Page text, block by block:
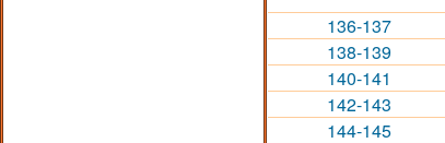
136-137
138-139
140-141
142-143
144-145